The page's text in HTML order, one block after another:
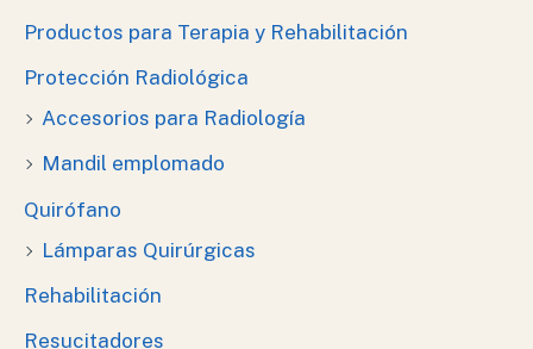
Productos para Terapia y Rehabilitación
Protección Radiológica
Accesorios para Radiología
Mandil emplomado
Quirófano
Lámparas Quirúrgicas
Rehabilitación
Resucitadores